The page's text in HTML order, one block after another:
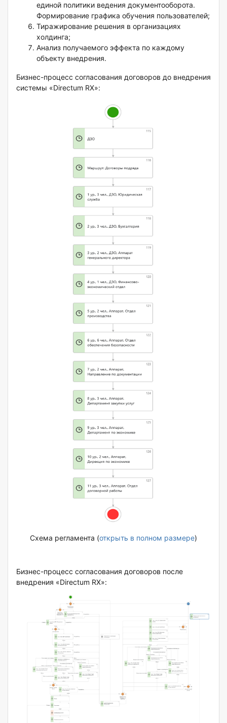
единой политики ведения документооборота.
Формирование графика обучения пользователей;
Тиражирование решения в организациях
холдинга;
Анализ получаемого эффекта по каждому
объекту внедрения.
Бизнес-процесс согласования договоров до внедрения
системы «Directum RX»:
Схема регламента (открыть в полном размере)
Бизнес-процесс согласования договоров после
внедрения «Directum RX»: